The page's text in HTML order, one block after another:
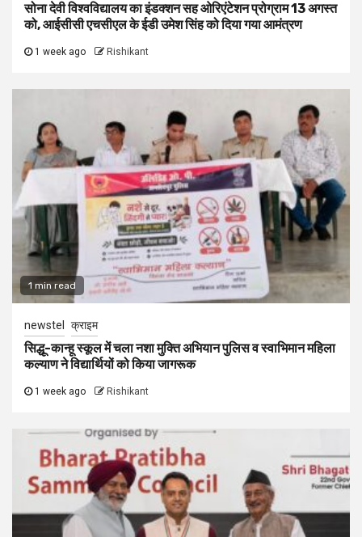
सोना देवी विश्वविद्यालय का इंडक्शन सह ओरिएंटेशन प्रोग्राम 13 अगस्त
को, आईसीसी एचसीएल के ईडी उमेश सिंह को दिया गया आमंत्रण
1 week ago Rishikant
1 min read
newstel क्राइम
सिद्धू-कान्हू स्कूल में चला नशा मुक्ति अभियान पुलिस व स्वाभिमान महिला
कल्याण ने विद्यार्थियों को किया जागरूक
1 week ago Rishikant